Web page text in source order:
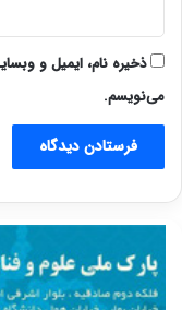
ذخیره نام، ایمیل و
می‌نویسم.